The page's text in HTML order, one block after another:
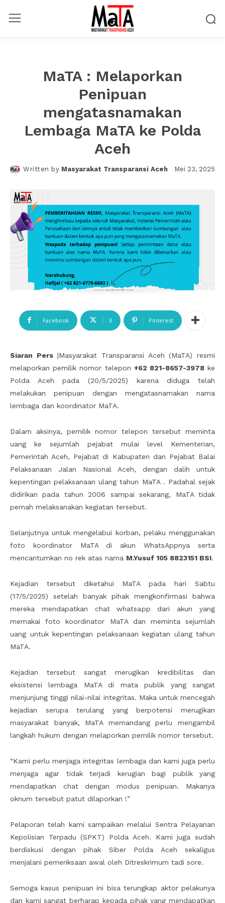
MaTA : Melaporkan
Penipuan
mengatasnamakan
Lembaga MaTA ke Polda
Aceh
Written by Masyarakat Transparansi Aceh Mei 23, 2025
Facebook X Pinterest
Siaran Pers|Masyarakat Transparansi Aceh (MaTA) resmi
melaporkan pemilik nomor telepon +62 821-8657-3978ke
Polda Aceh pada (20/5/2025) karena diduga telah
melakukan penipuan dengan mengatasnamakan nama
lembaga dan koordinator MaTA.
Dalam aksinya, pemilik nomor telepon tersebut meminta
uang ke sejumlah pejabat mulai level Kementerian,
Pemerintah Aceh, Pejabat di Kabupaten dan Pejabat Balai
Pelaksanaan Jalan Nasional Aceh, dengan dalih untuk
kepentingan pelaksanaan ulang tahun MaTA . Padahal sejak
didirikan pada tahun 2006 sampai sekarang, MaTA tidak
pernah melaksanakan kegiatan tersebut.
Selanjutnya untuk mengelabui korban, pelaku menggunakan
foto koordinator MaTA di akun WhatsAppnya serta
mencantumkan no rek atas nama M.Yusuf 105 8823151 BSI.
Kejadian tersebut diketahui MaTA pada hari Sabtu
(17/5/2025) setelah banyak pihak mengkonfirmasi bahwa
mereka mendapatkan chat whatsapp dari akun yang
memakai foto koordinator MaTA dan meminta sejumlah
uang untuk kepentingan pelaksanaan kegiatan ulang tahun
MaTA.
Kejadian tersebut sangat merugikan kredibilitas dan
eksistensi lembaga MaTA di mata publik yang sangat
menjunjung tinggi nilai-nilai integritas. Maka untuk mencegah
kejadian serupa terulang yang berpotensi merugikan
masyarakat banyak, MaTA memandang perlu mengambil
langkah hukum dengan melaporkan pemilik nomor tersebut.
“Kami perlu menjaga integritas lembaga dan kami juga perlu
menjaga agar tidak terjadi kerugian bagi publik yang
mendapatkan chat dengan modus penipuan. Makanya
oknum tersebut patut dilaporkan !”
Pelaporan telah kami sampaikan melalui Sentra Pelayanan
Kepolisian Terpadu (SPKT) Polda Aceh. Kami juga sudah
berdiskusi dengan pihak Siber Polda Aceh sekaligus
menjalani pemeriksaan awal oleh Ditreskrimum tadi sore.
Semoga kasus penipuan ini bisa terungkap aktor pelakunya
dan kami sangat berharap kepada pihak yang mendapatkan